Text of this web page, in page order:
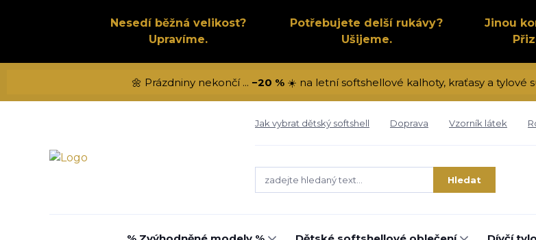
Nesedí běžná velikost?
Upravíme.
Potřebujete delší rukávy?
Ušijeme.
Jinou
🌼 Prázdniny nekončí ... −20 %☀️ na letní softshellové kalhoty, kraťasy a tylové
Jak vybrat dětský softshell Doprava Vzorník látek
Hledat